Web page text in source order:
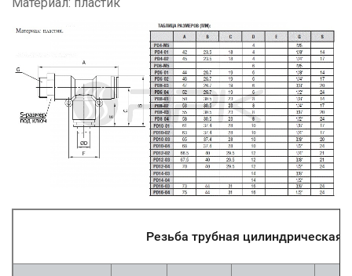
Резьба трубная цилиндрическая